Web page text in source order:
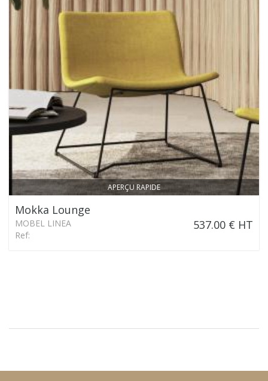
APERÇU RAPIDE
Mokka Lounge
MOBEL LINEA
Ref:
537.00 € HT